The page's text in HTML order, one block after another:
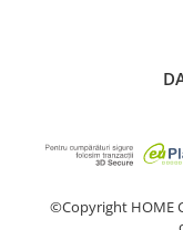
©Copyright HOME